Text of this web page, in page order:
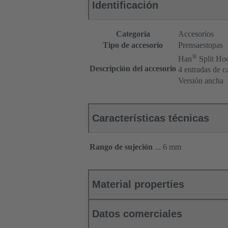
Identificación
Categoría
Accesorios
Tipo de accesorio
Prensaestopas
Descripción del accesorio
Han® Split
4 entradas de
Versión ancha
Características técnicas
Rango de sujeción ... 6 mm
Material properties
Datos comerciales